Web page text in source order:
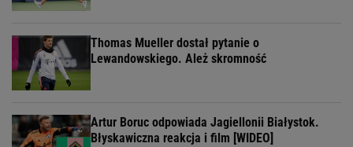
Thomas Mueller dostał pytanie o
Lewandowskiego. Ależ skromność
Artur Boruc odpowiada Jagiellonii Białystok.
Błyskawiczna reakcja i film [WIDEO]